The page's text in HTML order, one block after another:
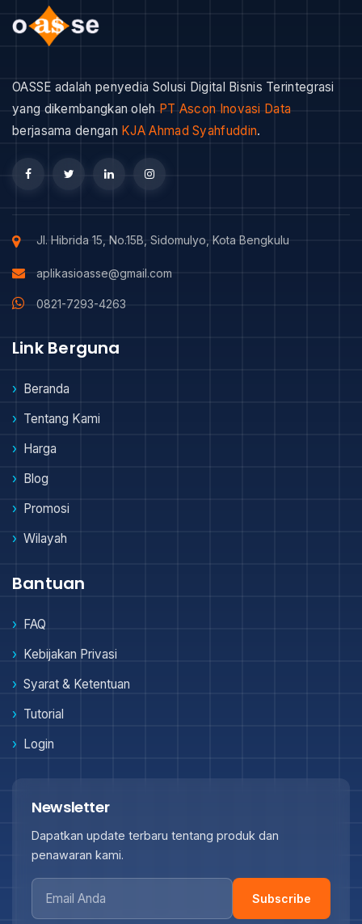
OASSE adalah penyedia Solusi Digital Bisnis Terintegrasi
yang dikembangkan oleh PT Ascon Inovasi Data
berjasama dengan KJA Ahmad Syahfuddin.
Jl. Hibrida 15, No.15B, Sidomulyo, Kota Bengkulu
aplikasioasse@gmail.com
0821-7293-4263
Link Berguna
Beranda
Tentang Kami
Harga
Blog
Promosi
Wilayah
Bantuan
FAQ
Kebijakan Privasi
Syarat & Ketentuan
Tutorial
Login
Newsletter
Dapatkan update terbaru tentang produk dan
penawaran kami.
Subscribe